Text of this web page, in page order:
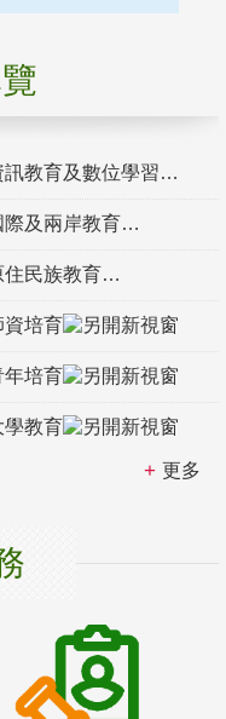
訊教育及數位學習
際及兩岸教育
住民族教育
資培育
年培育
學教育
更多